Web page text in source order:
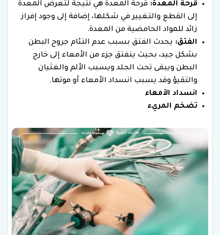
قرحة المعدة:قرحة المعدة هي نتيجة لتعرض المعدة
إلى القطع والتغيير في شكلها، إضافة إلى وجود إفراز
زائد للمواد الحامضية من المعدة.
الفتق: يحدث الفتق بسبب عدم التئام جروح البطن
بشكل جيد، بحيث ينفتق جزء من الأمعاء إلى خارج
البطن ويبقى تحت الجلد ويسبب الألم والغثيان
والتقيؤ وقد يسبب انسداد الأمعاء أو موتها.
انسداد الأمعاء
تضخم المريء